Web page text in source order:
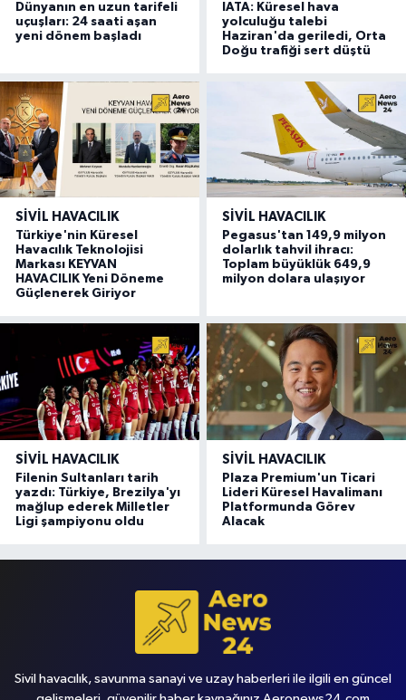
Dünyanın en uzun tarifeli
uçuşları: 24 saati aşan
yeni dönem başladı
IATA: Küresel hava
yolculuğu talebi
Haziran'da geriledi, Orta
Doğu trafiği sert düştü
SIVIL HAVACILIK
Türkiye'nin Küresel
Havacılık Teknolojisi
Markası KEYVAN
HAVACILIK Yeni Döneme
Güçlenerek Giriyor
SIVIL HAVACILIK
Pegasus'tan 149,9 milyon
dolarlık tahvil ihracı:
Toplam büyüklük 649,9
milyon dolara ulaşıyor
SIVIL HAVACILIK
Filenin Sultanları tarih
yazdı: Türkiye, Brezilya'yı
mağlup ederek Milletler
Ligi şampiyonu oldu
SIVIL HAVACILIK
Plaza Premium'un Ticari
Lideri Küresel Havalimanı
Platformunda Görev
Alacak
Sivil havacılık, savunma sanayi ve uzay haberleri ile ilgili en güncel